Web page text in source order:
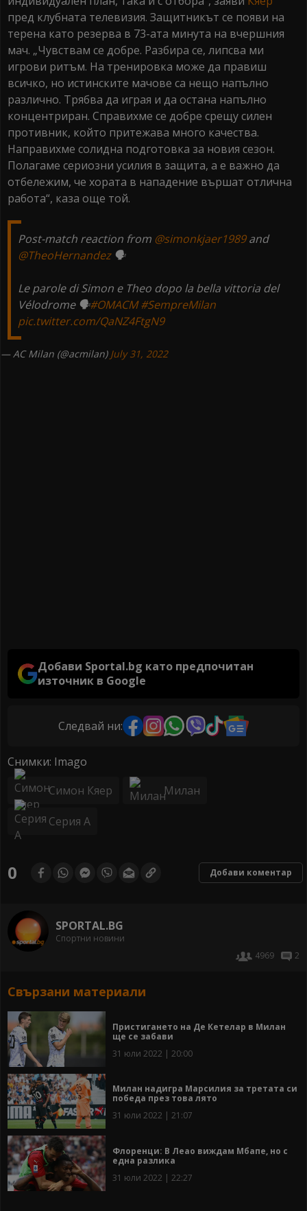
пред клубната телевизия. Защитникът се появи на
терена като резерва в 73-ата минута на вчершния
мач. „Чувствам се добре. Разбира се, липсва ми
игрови ритъм. На тренировка може да правиш
всичко, но истинските мачове са нещо напълно
различно. Трябва да играя и да остана напълно
концентриран. Справихме се добре срещу силен
противник, който притежава много качества.
Направихме солидна подготовка за новия сезон.
Полагаме сериозни усилия в защита, а е важно да
отбележим, че хората в нападение вършат отлична
работа“, каза още той.
Post-match reaction from @simonkjaer1989and
@TheoHernandez🗣️
Le parole di Simon e Theo dopo la bella vittoria del
Vélodrome 🗣️#OMACM #SempreMilan
pic.twitter.com/QaNZ4FtgN9
— AC Milan (@acmilan) July 31, 2022
Добави Sportal.bg като предпочитан
източник в Google
Следвай ни:
Снимки: Imago
Симон Кяер
Милан
Серия А
0 Добави коментар
SPORTAL.BG
Спортни новини
4969
2
Свързани материали
Пристигането на Де Кетелар в Милан
ще се забави
31 юли 2022 | 20:00
Милан надигра Марсилия за третата си
победа през това лято
31 юли 2022 | 21:07
Флоренци: В Леао виждам Мбапе, но с
една разлика
31 юли 2022 | 22:27